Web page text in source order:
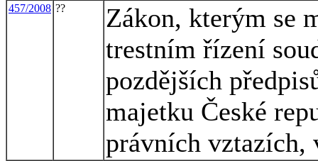
457/2008 ??
Zákon, kterým se
trestním řízení
pozdějších
majetku České
právních vztazích,